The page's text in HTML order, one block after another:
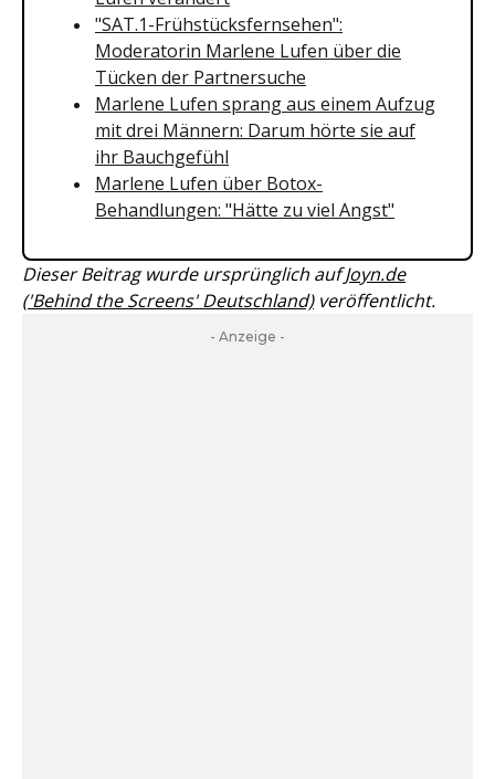
"SAT.1-Frühstücksfernsehen":
Moderatorin Marlene Lufen über die
Tücken der Partnersuche
Marlene Lufen sprang aus einem Aufzug
mit drei Männern: Darum hörte sie auf
ihr Bauchgefühl
Marlene Lufen über Botox-
Behandlungen: "Hätte zu viel Angst"
Dieser Beitrag wurde ursprünglich aufJoyn.de
('Behind the Screens' Deutschland)veröffentlicht.
- Anzeige -